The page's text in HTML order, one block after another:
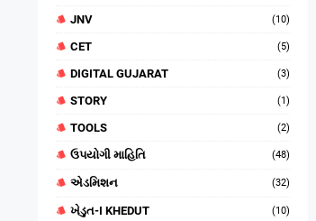
JNV (10)
CET (5)
DIGITAL GUJARAT (3)
STORY (1)
TOOLS (2)
ઉપયોગી માહિતિ (48)
એડમિશન (32)
ખેડુત-I KHEDUT (10)